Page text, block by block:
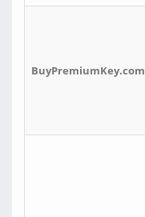
BuyPremiumKey.com